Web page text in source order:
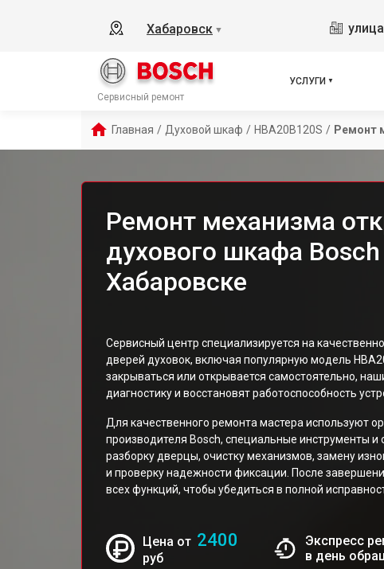
Хабаровск ▼
Сервисный ремонт
УСЛУГИ
Главная / Духовой шкаф / HBA20B120S / Ремонт
Ремонт механизма
духового шкафа
Хабаровске
Сервисный центр специализируется на
дверей духовок, включая популярную модель
закрываться или открывается самостоятельно,
диагностику и восстановят работоспособность
Для качественного ремонта мастера используют
производителя Bosch, специальные инструменты
разборку дверцы, очистку механизмов, замену
и проверку надежности фиксации. После
всех функций, чтобы убедиться в полной
Цена от 2400
руб
Экспресс
в день